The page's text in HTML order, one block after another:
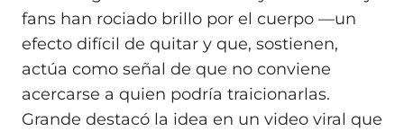
fans han rociado brillo por el cuerpo —un
efecto difícil de quitar y que, sostienen,
actúa como señal de que no conviene
acercarse a quien podría traicionarlas.
Grande destacó la idea en un video viral que